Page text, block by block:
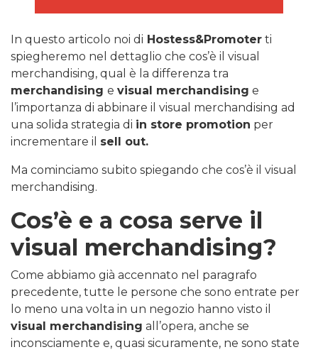
In questo articolo noi di Hostess&Promoter ti
spiegheremo nel dettaglio che cos’è il visual
merchandising, qual è la differenza tra
merchandising e visual merchandising e
l’importanza di abbinare il visual merchandising ad
una solida strategia di in store promotion per
incrementare il sell out.
Ma cominciamo subito spiegando che cos’è il visual
merchandising.
Cos’è e a cosa serve il
visual merchandising?
Come abbiamo già accennato nel paragrafo
precedente, tutte le persone che sono entrate per
lo meno una volta in un negozio hanno visto il
visual merchandising all’opera, anche se
inconsciamente e, quasi sicuramente, ne sono state